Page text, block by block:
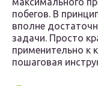
побегов. В
вполне
задачи. Просто
применительно к
пошаговая